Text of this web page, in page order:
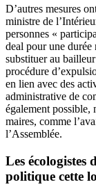
D’autres mesures
ministre de
personnes «
deal pour une durée
substituer au
procédure
en lien avec des
administrative de
également possible,
maires, comme
l’Assemblée.
Les écologistes
politique cette